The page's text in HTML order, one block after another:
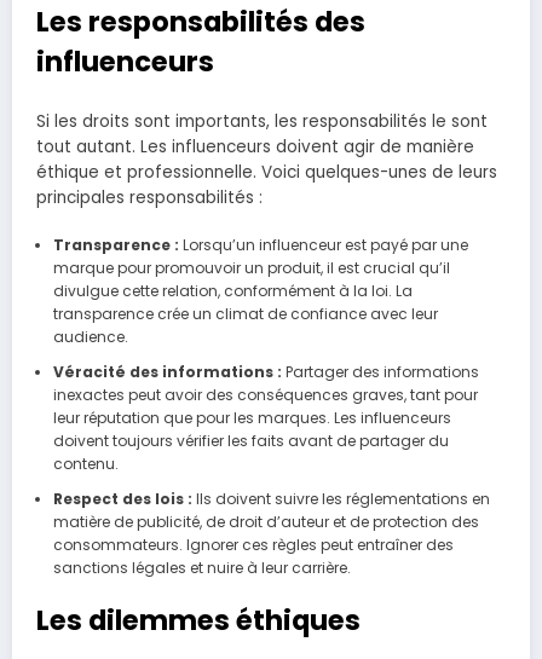
Les responsabilités des
influenceurs
Si les droits sont importants, les responsabilités le sont
tout autant. Les influenceurs doivent agir de manière
éthique et professionnelle. Voici quelques-unes de leurs
principales responsabilités :
Transparence : Lorsqu’un influenceur est payé par une
marque pour promouvoir un produit, il est crucial qu’il
divulgue cette relation, conformément à la loi. La
transparence crée un climat de confiance avec leur
audience.
Véracité des informations : Partager des informations
inexactes peut avoir des conséquences graves, tant pour
leur réputation que pour les marques. Les influenceurs
doivent toujours vérifier les faits avant de partager du
contenu.
Respect des lois : Ils doivent suivre les réglementations en
matière de publicité, de droit d’auteur et de protection des
consommateurs. Ignorer ces règles peut entraîner des
sanctions légales et nuire à leur carrière.
Les dilemmes éthiques